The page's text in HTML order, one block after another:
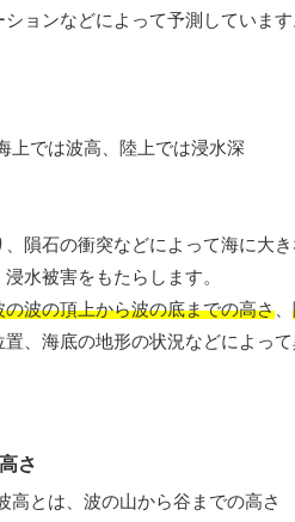
ョンなどによって予測しています
隕石の衝突などによって海に大
水被害をもたらします。
波の頂上から波の底までの高さ
、海底の地形の状況などによっ
さ